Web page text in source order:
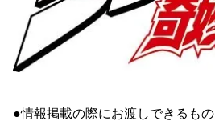
●情報掲載の際にお渡しできるもの